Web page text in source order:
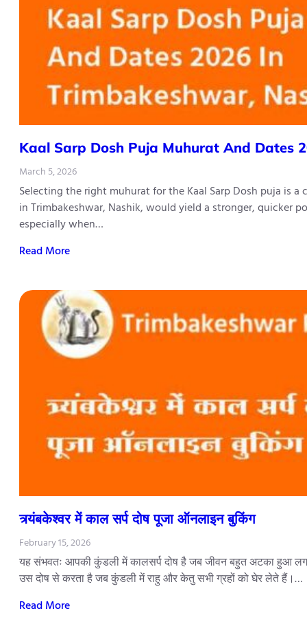
Kaal​‍​‌‍​‍‌​‍​‌‍​‍‌ Sarp Dosh Puja Muhurat And Dates
March 5, 2026
Selecting the right muhurat for the Kaal Sarp Dosh puja is
in Trimbakeshwar, Nashik, would yield a stronger, quicker
especially when…
Read More
त्र्यंबकेश्वर में काल सर्प दोष पूजा ऑनलाइन बुकिंग
February 15, 2026
यह संभवतः आपकी कुंडली में कालसर्प दोष है जब जीवन बहुत अटका हुआ
उस दोष से करता है जब कुंडली में राहु और केतु सभी ग्रहों को घेर लेते हैं।…
Read More